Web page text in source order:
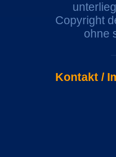
Copyright
ohne
Kontakt /